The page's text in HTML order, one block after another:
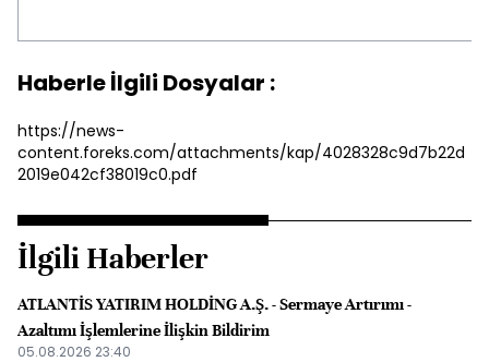
Haberle İlgili Dosyalar :
https://news-
content.foreks.com/attachments/kap/4028328c9d7b22d
2019e042cf38019c0.pdf
İlgili Haberler
ATLANTİS YATIRIM HOLDİNG A.Ş. - Sermaye Artırımı -
Azaltımı İşlemlerine İlişkin Bildirim
05.08.2026 23:40